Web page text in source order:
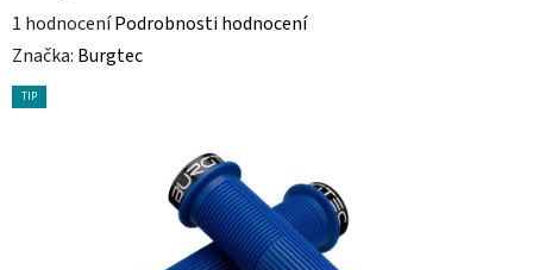
Průměrné
hodnocení
produktu
1 hodnoceníPodrobnosti hodnocení
Značka: Burgtec
TIP